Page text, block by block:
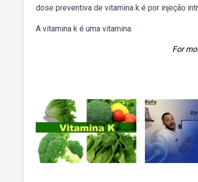
dose preventiva de vitamina k é por injeção
A vitamina k é uma vitamina.
For